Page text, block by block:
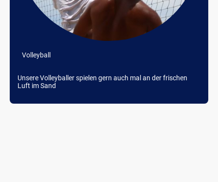
Volleyball
Unsere Volleyballer spielen gern auch mal an der frischen
Luft im Sand